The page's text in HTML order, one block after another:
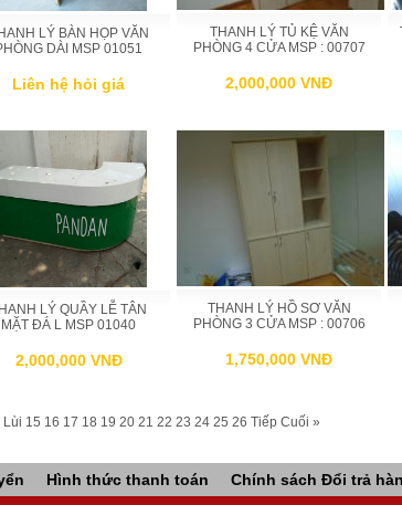
LÝ BÀN HỌP VĂN
DÀI MSP 01051
Liên hệ hỏi giá
THANH LÝ TỦ KỆ VĂN
PHÒNG 4 CỬA MSP : 00707
2,000,000 VNĐ
LÝ QUẦY LỄ TÂN
MẶT ĐÁ L MSP 01040
2,000,000 VNĐ
THANH LÝ HỒ SƠ VĂN
PHÒNG 3 CỬA MSP : 00706
1,750,000 VNĐ
Lùi 15 16 17 18 19 20 21 22 23 24 25 26 Tiếp Cuối »
Hình thức thanh toán Chính sách Đổi trả